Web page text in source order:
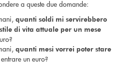
a queste due domande:
quanti soldi mi servirebbero
di vita attuale per un mese
quanti mesi vorrei poter stare
un euro?